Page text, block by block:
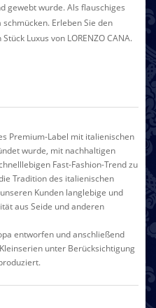
gewebt wurde. Als flauschiges
Erleben Sie den
Luxus von LORENZO CANA.
Premium-Label mit italienischen
wurde, mit nachhaltigen
Fast-Fashion-Trend zu
Tradition des italienischen
Kunden langlebige und
aus Seide und anderen
entworfen und anschließend
unter Berücksichtigung